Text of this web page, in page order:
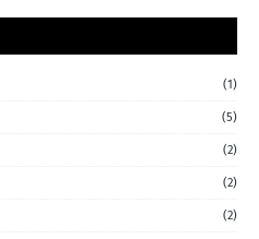
(1)
(5)
(2)
(2)
(2)